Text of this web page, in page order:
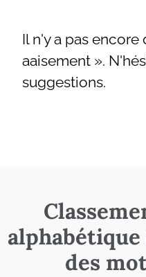
Il n'y a pas
aaisement ».
suggestions.
des